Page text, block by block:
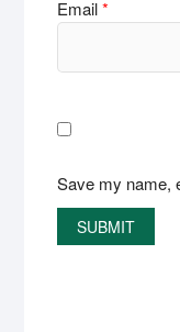
Email*
Save my name,